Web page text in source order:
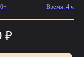
Время: 4 ч
₽